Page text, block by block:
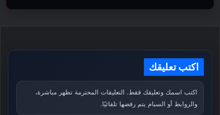
اكتب تعليقك
اكتب اسمك وتعليقك فقط. التعليقات المحترمة تظهر مباشرة،
والروابط أو السبام يتم رفضها تلقائيًا.